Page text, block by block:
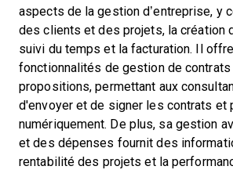
aspects de la gestion d’entreprise, y
des clients et des projets, la création
suivi du temps et la facturation. Il
fonctionnalités de gestion de contrats
propositions, permettant aux
d'envoyer et de signer les contrats et
numériquement. De plus, sa gestion
et des dépenses fournit des
rentabilité des projets et la